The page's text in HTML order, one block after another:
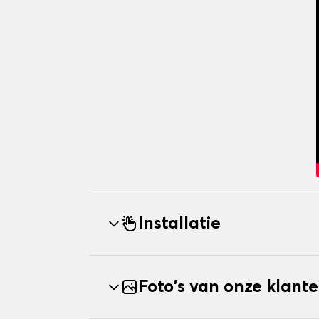
Installatie
Foto's van onze